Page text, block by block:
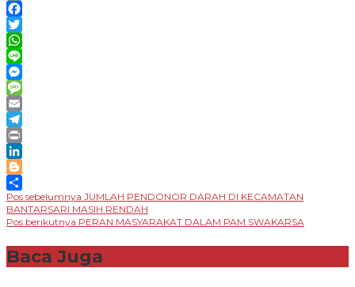
Copy
Link
Facebook
Twitter
WhatsApp
Line
Messenger
Message
Email
Telegram
Print
LinkedIn
Blogger
Share
Navigasi
pos
Pos sebelumnya JUMLAH PENDONOR DARAH DI KECAMATAN
BANTARSARI MASIH RENDAH
Pos berikutnya PERAN MASYARAKAT DALAM PAM SWAKARSA
Baca Juga